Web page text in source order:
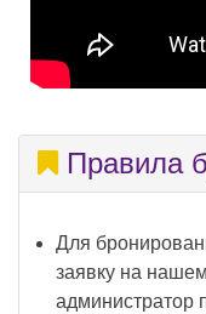
Правила
Для
заявку на
администратор